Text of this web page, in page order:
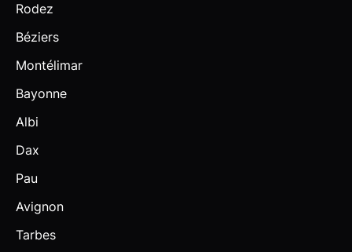
Rodez
Béziers
Montélimar
Bayonne
Albi
Dax
Pau
Avignon
Tarbes